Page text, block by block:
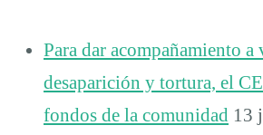
Para dar acompañamiento a
desaparición y tortura, el
fondos de la comunidad 13